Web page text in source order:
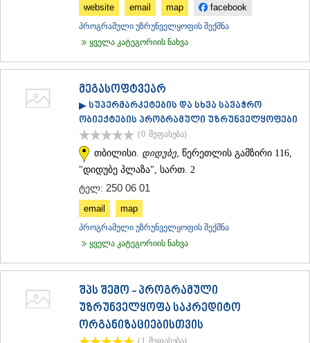
website email map facebook
პროგრამული უზრუნველყოფის შექმნა
ყველა კატეგორიის ნახვა
მეგასოფტვეარ
▶ სუპერმარკეტების და სხვა სავაჭრო
ობიექტების პროგრამული უზრუნველყოფები
(0 შეფასება)
თბილისი. დიდუბე , წერეთლის გამზირი 116,
"დიდუბე პლაზა", სართ. 2
ტელ: 250 06 01
email map
პროგრამული უზრუნველყოფის შექმნა
ყველა კატეგორიის ნახვა
შპს შემო - პროგრამული
უზრუნველყოფა საკრედიტო
ორგანიზაციებისთვის
(1 შეფასება)